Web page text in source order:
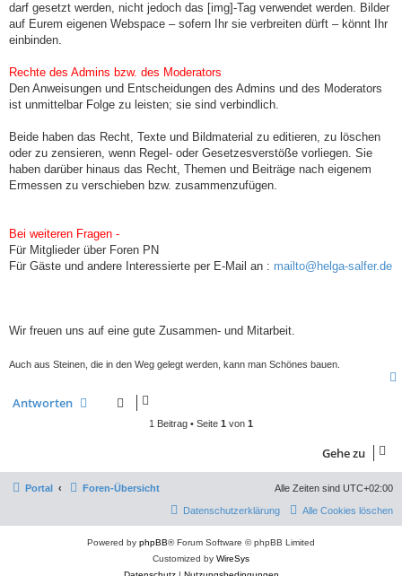
darf gesetzt werden, nicht jedoch das [img]-Tag verwendet werden. Bilder
auf Eurem eigenen Webspace – sofern Ihr sie verbreiten dürft – könnt Ihr
einbinden.
Rechte des Admins bzw. des Moderators
Den Anweisungen und Entscheidungen des Admins und des Moderators
ist unmittelbar Folge zu leisten; sie sind verbindlich.
Beide haben das Recht, Texte und Bildmaterial zu editieren, zu löschen
oder zu zensieren, wenn Regel- oder Gesetzesverstöße vorliegen. Sie
haben darüber hinaus das Recht, Themen und Beiträge nach eigenem
Ermessen zu verschieben bzw. zusammenzufügen.
Bei weiteren Fragen -
Für Mitglieder über Foren PN
Für Gäste und andere Interessierte per E-Mail an : mailto@helga-salfer.de
Wir freuen uns auf eine gute Zusammen- und Mitarbeit.
Auch aus Steinen, die in den Weg gelegt werden, kann man Schönes bauen.
Antworten
1 Beitrag • Seite 1 von 1
Gehe zu
Portal Foren-Übersicht Alle Zeiten sind UTC+02:00
Alle Cookies löschen
Datenschutzerklärung
Powered by phpBB® Forum Software © phpBB Limited
Customized by WireSys